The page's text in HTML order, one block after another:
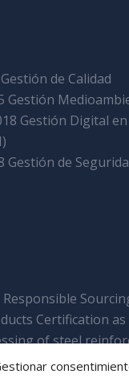
de Calidad
Gestión
Gestión Digital en
Gestión de
Responsible
Certification as
of steel
v9